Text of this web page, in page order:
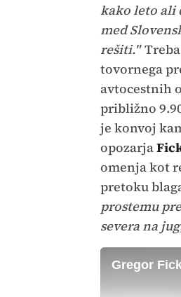
kako leto ali
med
rešiti."
tovornega
avtocestnih
približno
je konvoj
opozarja
omenja kot
pretoku
prostemu
severa na
Gregor